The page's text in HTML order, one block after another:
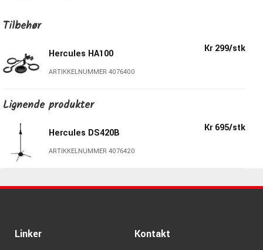
Folded size: 135 mm x 115 mm x 79 mm (5.3" x 4.5" x
Tilbehør
Hercules HA100
ARTIKKELNUMMER 4076400
Kr 299/stk
Lignende produkter
Hercules DS420B
ARTIKKELNUMMER 4076420
Kr 695/stk
Linker Kontakt